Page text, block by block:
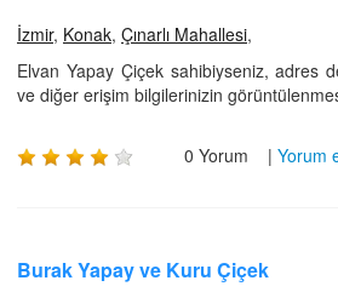
İzmir, Konak, Çınarlı Mahallesi,
Elvan Yapay Çiçek sahibiyseniz, adres
ve diğer erişim bilgilerinizin
0 Yorum | Yorum
Burak Yapay ve Kuru Çiçek